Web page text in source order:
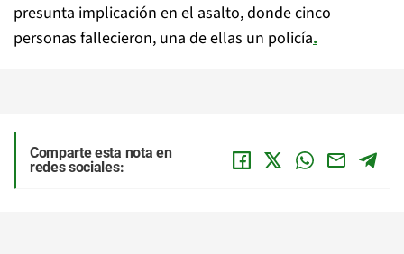
presunta implicación en el asalto, donde cinco
personas fallecieron, una de ellas un policía.
Comparte esta nota en
redes sociales: